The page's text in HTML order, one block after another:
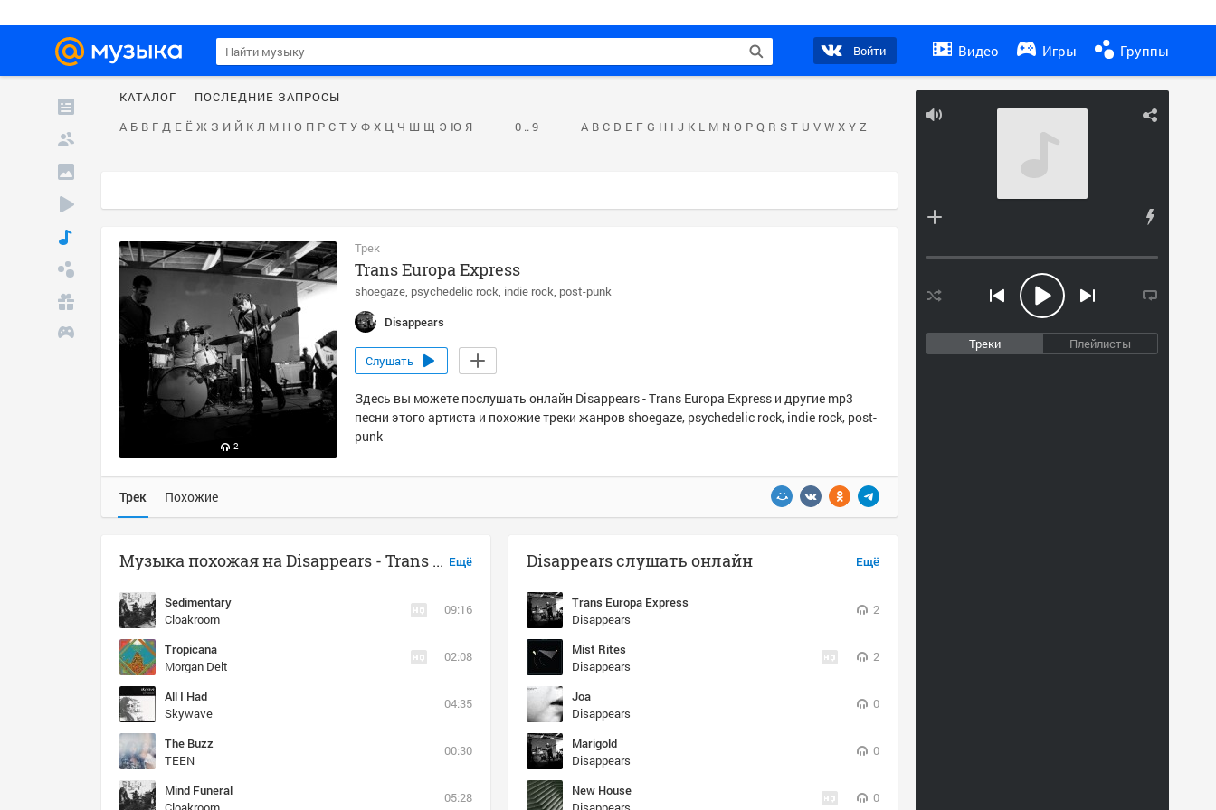
Войти Видео Игры Группы
Треки Плейлисты
КАТАЛОГ
ПОСЛЕДНИЕ ЗАПРОСЫ
А Б В Г Д Е Ё Ж З И Й К Л М Н О П Р С Т У Ф Х Ц Ч Ш Щ Э Ю Я 0 .. 9 A B C D E F G H I J K L M N O P Q R S T U V W X Y Z
2
Трек
Trans Europa Express
shoegaze psychedelic rock indie rock post-punk
Disappears
Слушать
Здесь вы можете послушать онлайн Disappears - Trans Europa Express и другие mp3
песни этого артиста и похожие треки жанров shoegaze, psychedelic rock, indie rock, post-
punk
Трек Похожие
Ещё
Музыка похожая на Disappears - Trans Europa Express
Sedimentary
Cloakroom
09:16
Tropicana
Morgan Delt
02:08
All I Had
Skywave
04:35
The Buzz
TEEN
00:30
Mind Funeral
05:28
Ещё
Disappears слушать онлайн
Trans Europa Express
Disappears
2
Mist Rites
Disappears
2
Joa
Disappears
0
Marigold
Disappears
0
New House
0